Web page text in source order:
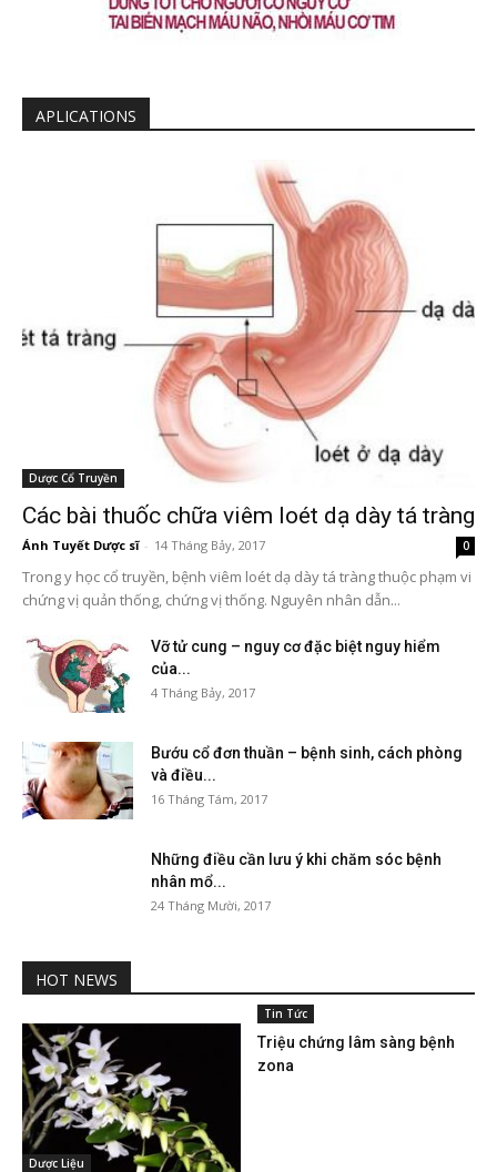
APLICATIONS
Dược Cổ Truyền
Các bài thuốc chữa viêm loét dạ dày tá tràng
Ánh Tuyết Dược sĩ - 14 Tháng Bảy, 2017 0
Trong y học cổ truyền, bệnh viêm loét dạ dày tá tràng thuộc phạm vi
chứng vị quản thống, chứng vị thống. Nguyên nhân dẫn...
Vỡ tử cung – nguy cơ đặc biệt nguy hiểm
của...
4 Tháng Bảy, 2017
Bướu cổ đơn thuần – bệnh sinh, cách phòng
và điều...
16 Tháng Tám, 2017
Những điều cần lưu ý khi chăm sóc bệnh
nhân mổ...
24 Tháng Mười, 2017
HOT NEWS
Dược Liệu
Tin Tức
Triệu chứng lâm sàng bệnh
zona